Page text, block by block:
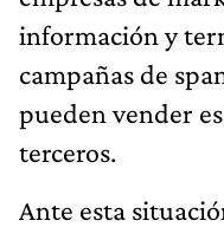
información y
campañas de
pueden vender
terceros.
Ante esta